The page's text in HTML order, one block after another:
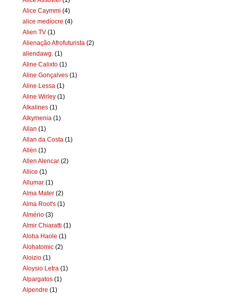
Alice Caymmi (4)
alice medíocre (4)
Alien TV (1)
Alienação Afrofuturista (2)
aliendawg. (1)
Aline Calixto (1)
Aline Gonçalves (1)
Aline Lessa (1)
Aline Wirley (1)
Alkalines (1)
Alkymenia (1)
Allan (1)
Allan da Costa (1)
Allën (1)
Allen Alencar (2)
Allice (1)
Allumar (1)
Alma Mater (2)
Alma Root's (1)
Almério (3)
Almir Chiaratti (1)
Aloha Haole (1)
Alohatomic (2)
Aloizio (1)
Aloysio Letra (1)
Alpargatos (1)
Alpendre (1)